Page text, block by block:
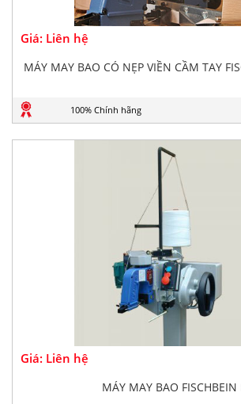
Giá: Liên hệ
MÁY MAY BAO CÓ NẸP VIỀN CẦM TAY
100% Chính hãng
Giá: Liên hệ
MÁY MAY BAO FISCHBEIN